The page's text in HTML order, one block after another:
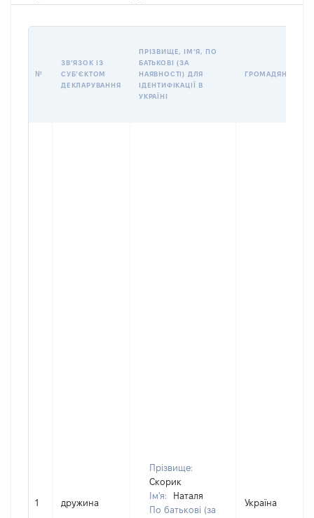
№
ЗВʼЯЗОК ІЗ
СУБʼЄКТОМ
ДЕКЛАРУВАННЯ
ПРІЗВИЩЕ, ІМʼЯ, ПО
БАТЬКОВІ (ЗА
НАЯВНОСТІ) ДЛЯ
ІДЕНТИФІКАЦІЇ В
УКРАЇНІ
ГРОМАДЯНСТВО
1 дружина
Прізвище:
Скорик
Ім'я:
Наталя
По батькові (за
Україна